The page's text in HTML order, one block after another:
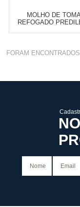
MOLHO DE
REFOGADO
Varejo: R$
10 x de R$
FORAM ENCONTRADOS